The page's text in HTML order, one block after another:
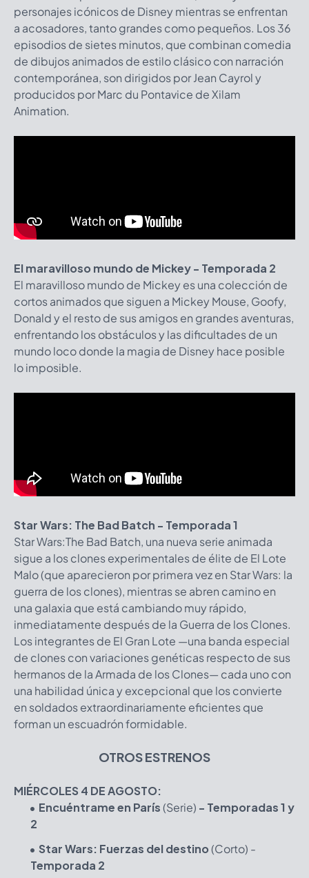
personajes icónicos de Disney mientras se enfrentan
a acosadores, tanto grandes como pequeños. Los 36
episodios de sietes minutos, que combinan comedia
de dibujos animados de estilo clásico con narración
contemporánea, son dirigidos por Jean Cayrol y
producidos por Marc du Pontavice de Xilam
Animation.
El maravilloso mundo de Mickey - Temporada 2
El maravilloso mundo de Mickey es una colección de
cortos animados que siguen a Mickey Mouse, Goofy,
Donald y el resto de sus amigos en grandes aventuras,
enfrentando los obstáculos y las dificultades de un
mundo loco donde la magia de Disney hace posible
lo imposible.
Star Wars: The Bad Batch - Temporada 1
Star Wars:The Bad Batch, una nueva serie animada
sigue a los clones experimentales de élite de El Lote
Malo (que aparecieron por primera vez en Star Wars: la
guerra de los clones), mientras se abren camino en
una galaxia que está cambiando muy rápido,
inmediatamente después de la Guerra de los Clones.
Los integrantes de El Gran Lote —una banda especial
de clones con variaciones genéticas respecto de sus
hermanos de la Armada de los Clones— cada uno con
una habilidad única y excepcional que los convierte
en soldados extraordinariamente eficientes que
forman un escuadrón formidable.
OTROS ESTRENOS
MIÉRCOLES 4 DE AGOSTO:
Encuéntrame en París(Serie) - Temporadas 1 y
2
Star Wars: Fuerzas del destino(Corto) -
Temporada 2